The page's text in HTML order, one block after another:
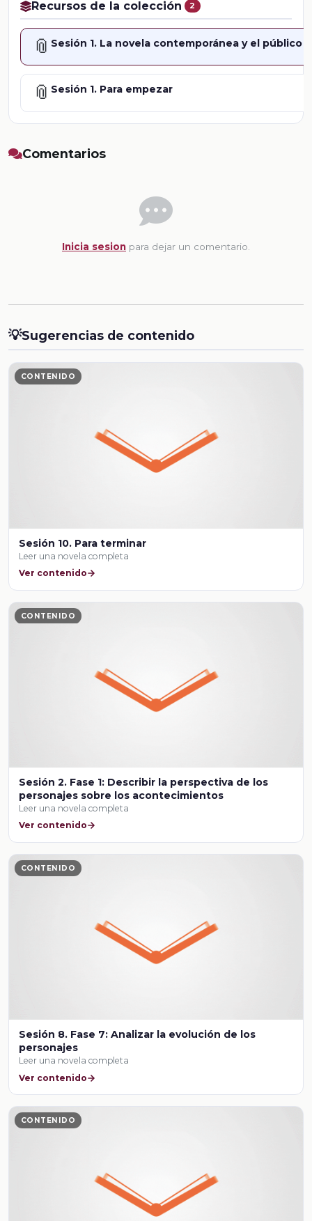
Recursos de la colección 2
📎 Sesión 1. La novela contemporánea y el público
📎 Sesión 1. Para empezar
Comentarios
Inicia sesion para dejar un comentario.
💡Sugerencias de contenido
CONTENIDO
Sesión 10. Para terminar
Leer una novela completa
Ver contenido
CONTENIDO
Sesión 2. Fase 1: Describir la perspectiva de los
personajes sobre los acontecimientos
Leer una novela completa
Ver contenido
CONTENIDO
Sesión 8. Fase 7: Analizar la evolución de los
personajes
Leer una novela completa
Ver contenido
CONTENIDO